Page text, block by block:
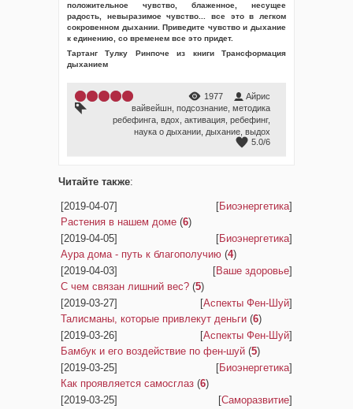
положительное чувство, блаженное, несущее
радость, невыразимое чувство... все это в легком
сокровенном дыхании. Приведите чувство и дыхание
к единению, со временем все это придет.
Тартанг Тулку Ринпоче из книги Трансформация
дыханием
1977
Айрис
вайвейшн подсознание методика
ребефинга вдох активация ребефинг,
наука о дыхании дыхание выдох
5.0/6
Читайте также:
[2019-04-07] [Биоэнергетика]
Растения в нашем доме (6)
[2019-04-05]
[Биоэнергетика]
Аура дома - путь к благополучию (4)
[2019-04-03]
[Ваше здоровье]
С чем связан лишний вес? (5)
[2019-03-27]
[Аспекты Фен-Шуй]
Талисманы, которые привлекут деньги (6)
[2019-03-26]
[Аспекты Фен-Шуй]
Бамбук и его воздействие по фен-шуй (5)
[2019-03-25]
[Биоэнергетика]
Как проявляется самосглаз (6)
[2019-03-25]
[Саморазвитие]